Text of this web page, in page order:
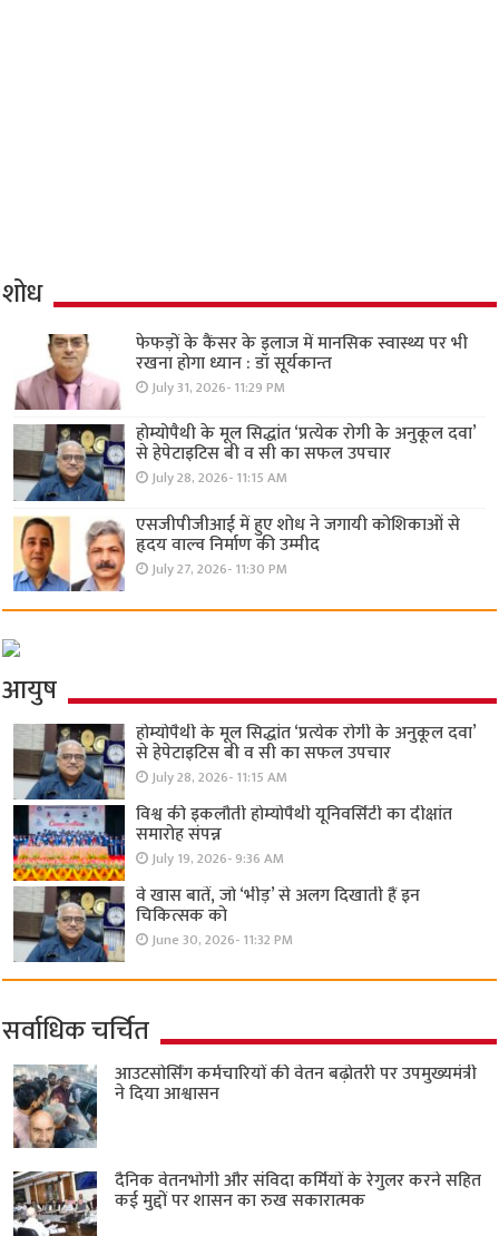
शोध
फेफड़ों के कैंसर के इलाज में मानसिक स्वास्थ्य पर भी
रखना होगा ध्यान : डॉ सूर्यकान्त
July 31, 2026- 11:29 PM
होम्योपैथी के मूल सिद्धांत ‘प्रत्येक रोगी केे अनुकूल दवा’
से हेपेटाइटिस बी व सी का सफल उपचार
July 28, 2026- 11:15 AM
एसजीपीजीआई में हुए शोध ने जगायी कोशिकाओं से
हृदय वाल्व निर्माण की उम्मीद
July 27, 2026- 11:30 PM
आयुष
होम्योपैथी के मूल सिद्धांत ‘प्रत्येक रोगी केे अनुकूल दवा’
से हेपेटाइटिस बी व सी का सफल उपचार
July 28, 2026- 11:15 AM
विश्व की इकलौती होम्योपैथी यूनिवर्सिटी का दीक्षांत
समारोह संपन्न
July 19, 2026- 9:36 AM
वे खास बातें, जो ‘भीड़’ से अलग दिखाती हैं इन
चिकित्सक को
June 30, 2026- 11:32 PM
सर्वाधिक चर्चित
आउटसोर्सिंग कर्मचारियों की वेतन बढ़ोतरी पर उपमुख्यमंत्री
ने दिया आश्वासन
दैनिक वेतनभोगी और संविदा कर्मियों के रेगुलर करने सहित
कई मुद्दों पर शासन का रुख सकारात्मक